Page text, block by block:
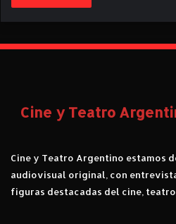
Cine y Teatro
Cine y Teatro Argentino estamos
audiovisual original, con
figuras destacadas del cine,